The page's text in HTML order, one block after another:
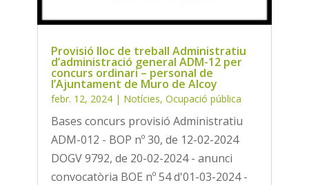
Provisió lloc de treball Administratiu
d’administració general ADM-12 per
concurs ordinari – personal de
l’Ajuntament de Muro de Alcoy
febr. 12, 2024| Notícies, Ocupació pública
Bases concurs provisió Administratiu
ADM-012 - BOP nº 30, de 12-02-2024
DOGV 9792, de 20-02-2024 - anunci
convocatòria BOE nº 54 d'01-03-2024 -